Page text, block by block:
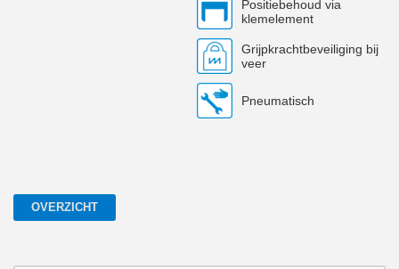
Positiebehoud via
klemelement
Grijpkrachtbeveiliging bij
veer
Pneumatisch
OVERZICHT